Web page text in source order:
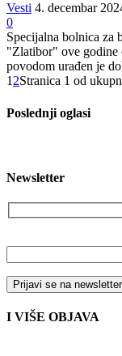
Vesti 4. decembar
0
Specijalna bolnica za
"Zlatibor" ove godine
povodom urađen je
1 2Stranica 1 od
Poslednji oglasi
Newsletter
I VIŠE OBJAVA